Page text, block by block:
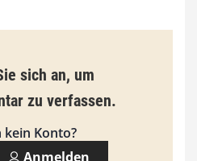
sich an, um
zu verfassen.
kein Konto?
Anmelden